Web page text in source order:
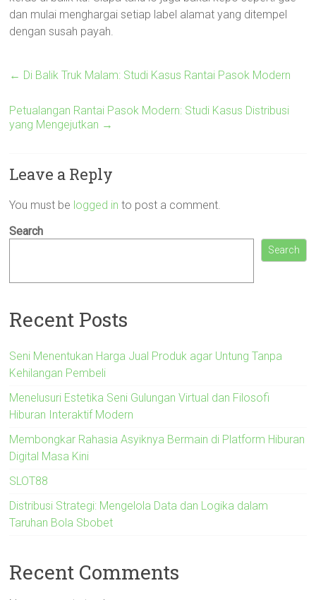
dan mulai menghargai setiap label alamat yang ditempel
dengan susah payah.
← Di Balik Truk Malam: Studi Kasus Rantai Pasok Modern
Petualangan Rantai Pasok Modern: Studi Kasus Distribusi
yang Mengejutkan →
Leave a Reply
You must be logged in to post a comment.
Search
Search
Recent Posts
Seni Menentukan Harga Jual Produk agar Untung Tanpa
Kehilangan Pembeli
Menelusuri Estetika Seni Gulungan Virtual dan Filosofi
Hiburan Interaktif Modern
Membongkar Rahasia Asyiknya Bermain di Platform Hiburan
Digital Masa Kini
SLOT88
Distribusi Strategi: Mengelola Data dan Logika dalam
Taruhan Bola Sbobet
Recent Comments